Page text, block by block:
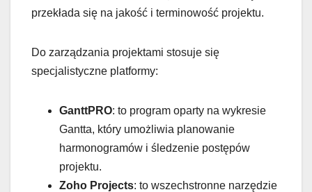
przekłada się na jakość i terminowość projektu.
Do zarządzania projektami stosuje się
specjalistyczne platformy:
GanttPRO: to program oparty na wykresie
Gantta, który umożliwia planowanie
harmonogramów i śledzenie postępów
projektu.
Zoho Projects: to wszechstronne narzędzie